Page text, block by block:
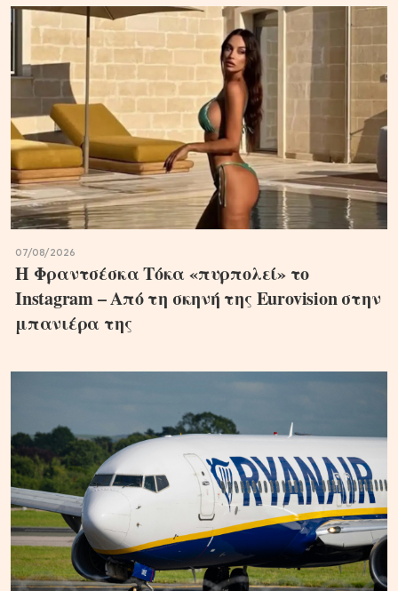
07/08/2026
Η Φραντσέσκα Τόκα «πυρπολεί» το
Instagram – Από τη σκηνή της Eurovision στην
μπανιέρα της